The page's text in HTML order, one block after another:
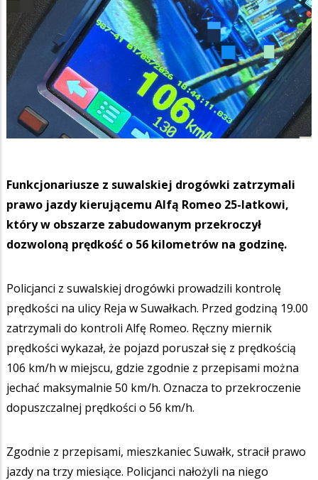
Funkcjonariusze z suwalskiej drogówki zatrzymali
prawo jazdy kierującemu Alfą Romeo 25-latkowi,
który w obszarze zabudowanym przekroczył
dozwoloną prędkość o 56 kilometrów na godzinę.
Policjanci z suwalskiej drogówki prowadzili kontrolę
prędkości na ulicy Reja w Suwałkach. Przed godziną 19.00
zatrzymali do kontroli Alfę Romeo. Ręczny miernik
prędkości wykazał, że pojazd poruszał się z prędkością
106 km/h w miejscu, gdzie zgodnie z przepisami można
jechać maksymalnie 50 km/h. Oznacza to przekroczenie
dopuszczalnej prędkości o 56 km/h.
Zgodnie z przepisami, mieszkaniec Suwałk, stracił prawo
jazdy na trzy miesiące. Policjanci nałożyli na niego